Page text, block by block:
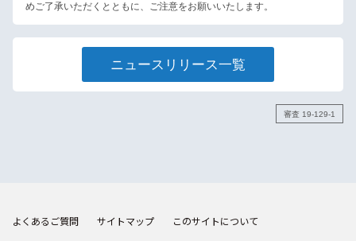
めご了承いただくとともに、ご注意をお願いいたします。
ニュースリリース一覧
審査 19-129-1
よくあるご質問 サイトマップ
このサイトについて